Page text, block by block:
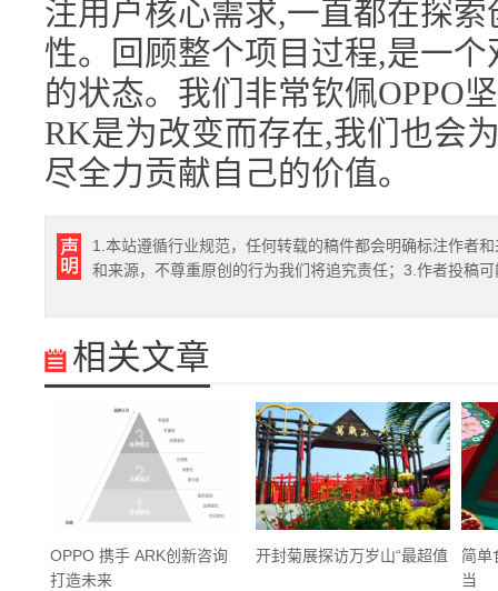
注用户核心需求,一直都在探
性。回顾整个项目过程,是一
的状态。我们非常钦佩OPPO
RK是为改变而存在,我们也会
尽全力贡献自己的价值。
1.本站遵循行业规范，任何转载的稿件都会明确标注作者
和来源，不尊重原创的行为我们将追究责任；3.作者投稿
相关文章
OPPO 携手 ARK创新咨询
打造未来
开封菊展探访万岁山“最超值
简单
当